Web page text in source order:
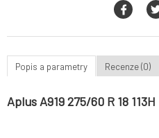
Popis a parametry Recenze (0)
Aplus A919 275/60 R 18 113H